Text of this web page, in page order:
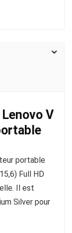
V
portable
Full HD
Il est
Silver pour